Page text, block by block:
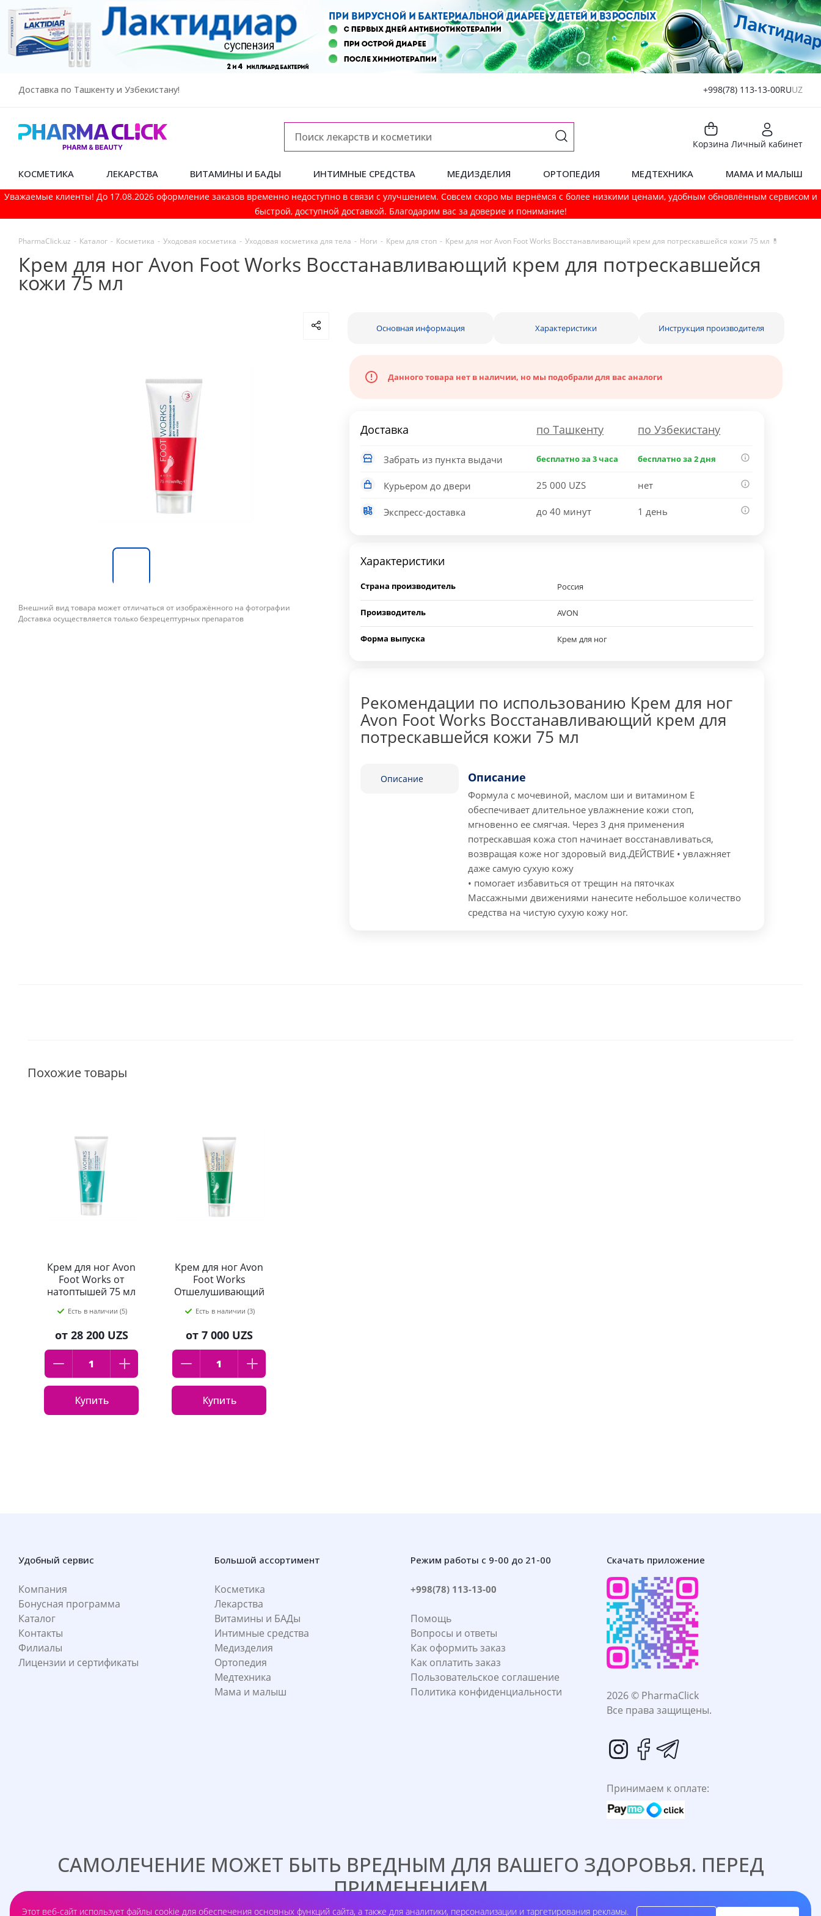
Этот веб-сайт использует файлы cookie для обеспечения основных функций сайта, а также для аналитики, персонализации и таргетирования рекламы.
Доставка по Ташкенту и Узбекистану! +998(78) 113-13-00RUUZ
Корзина Личный кабинет
КОСМЕТИКА ЛЕКАРСТВА ВИТАМИНЫ И БАДЫ ИНТИМНЫЕ СРЕДСТВА МЕДИЗДЕЛИЯ ОРТОПЕДИЯ МЕДТЕХНИКА МАМА И МАЛЫШ
Уважаемые клиенты! До 17.08.2026 оформление заказов временно недоступно в связи с улучшением. Совсем скоро мы вернёмся с более низкими ценами, удобным обновлённым сервисом и
быстрой, доступной доставкой. Благодарим вас за доверие и понимание!
PharmaСlick.uz - Каталог - Косметика - Уходовая косметика - Уходовая косметика для тела - Ноги - Крем для стоп - Крем для ног Avon Foot Works Восстанавливающий крем для потрескавшейся кожи 75 мл 💊
Крем для ног Avon Foot Works Восстанавливающий крем для потрескавшейся
кожи 75 мл
Внешний вид товара может отличаться от изображённого на фотографии
Доставка осуществляется только безрецептурных препаратов
Основная информация Характеристики Инструкция производителя
Данного товара нет в наличии, но мы подобрали для вас аналоги
Доставка по Ташкенту по Узбекистану
Забрать из пункта выдачи бесплатно за 3 часа бесплатно за 2 дня
Курьером до двери 25 000 UZS нет
Экспресс-доставка до 40 минут 1 день
Характеристики
Страна производитель Россия
Производитель AVON
Форма выпуска Крем для ног
Рекомендации по использованию Крем для ног
Avon Foot Works Восстанавливающий крем для
потрескавшейся кожи 75 мл
Описание Описание
Формула с мочевиной, маслом ши и витамином Е
обеспечивает длительное увлажнение кожи стоп,
мгновенно ее смягчая. Через 3 дня применения
потрескавшая кожа стоп начинает восстанавливаться,
возвращая коже ног здоровый вид.ДЕЙСТВИЕ• увлажняет
даже самую сухую кожу
• помогает избавиться от трещин на пяточках
Массажными движениями нанесите небольшое количество
средства на чистую сухую кожу ног.
Похожие товары
Крем для ног Avon
Foot Works от
натоптышей 75 мл
Есть в наличии (5)
от 28 200 UZS
Купить
Крем для ног Avon
Foot Works
Отшелушивающий
скорлупой
грецкого ореха 75
мл
Есть в наличии (3)
от 7 000 UZS
Купить
Удобный сервис
Компания
Бонусная программа
Каталог
Контакты
Филиалы
Лицензии и сертификаты
Большой ассортимент
Косметика
Лекарства
Витамины и БАДы
Интимные средства
Медизделия
Ортопедия
Медтехника
Мама и малыш
Режим работы с 9-00 до 21-00
+998(78) 113-13-00
Помощь
Вопросы и ответы
Как оформить заказ
Как оплатить заказ
Пользовательское соглашение
Политика конфиденциальности
Скачать приложение
2026 © PharmaClick
Все права защищены.
Принимаем к оплате:
САМОЛЕЧЕНИЕ МОЖЕТ БЫТЬ ВРЕДНЫМ ДЛЯ ВАШЕГО ЗДОРОВЬЯ. ПЕРЕД
ПРИМЕНЕНИЕМ